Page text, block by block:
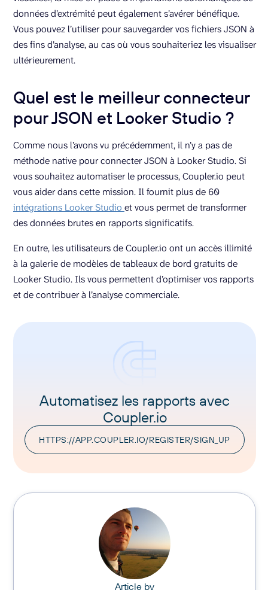
données d’extrémité peut également s’avérer bénéfique.
Vous pouvez l’utiliser pour sauvegarder vos fichiers JSON à
des fins d’analyse, au cas où vous souhaiteriez les visualiser
ultérieurement.
Quel est le meilleur connecteur
pour JSON et Looker Studio ?
Comme nous l’avons vu précédemment, il n’y a pas de
méthode native pour connecter JSON à Looker Studio. Si
vous souhaitez automatiser le processus, Coupler.io peut
vous aider dans cette mission. Il fournit plus de 60
intégrations Looker Studio et vous permet de transformer
des données brutes en rapports significatifs.
En outre, les utilisateurs de Coupler.io ont un accès illimité
à la galerie de modèles de tableaux de bord gratuits de
Looker Studio. Ils vous permettent d’optimiser vos rapports
et de contribuer à l’analyse commerciale.
Automatisez les rapports avec
Coupler.io
HTTPS://APP.COUPLER.IO/REGISTER/SIGN_UP
Article by